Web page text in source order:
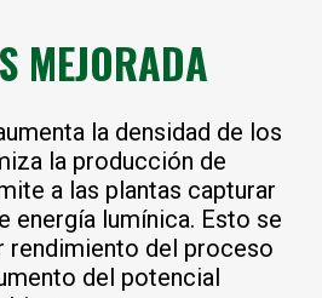
MEJORADA
la densidad de los
la producción de
a las plantas capturar
energía lumínica. Esto se
rendimiento del proceso
del potencial